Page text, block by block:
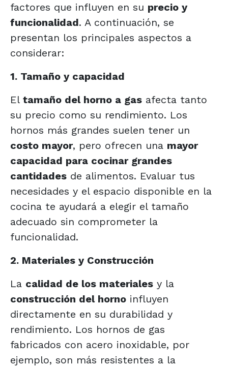
factores que influyen en su precio y
funcionalidad. A continuación, se
presentan los principales aspectos a
considerar:
1. Tamaño y capacidad
El tamaño del horno a gas afecta tanto
su precio como su rendimiento. Los
hornos más grandes suelen tener un
costo mayor, pero ofrecen una mayor
capacidad para cocinar grandes
cantidades de alimentos. Evaluar tus
necesidades y el espacio disponible en la
cocina te ayudará a elegir el tamaño
adecuado sin comprometer la
funcionalidad.
2. Materiales y Construcción
La calidad de los materiales y la
construcción del horno influyen
directamente en su durabilidad y
rendimiento. Los hornos de gas
fabricados con acero inoxidable, por
ejemplo, son más resistentes a la